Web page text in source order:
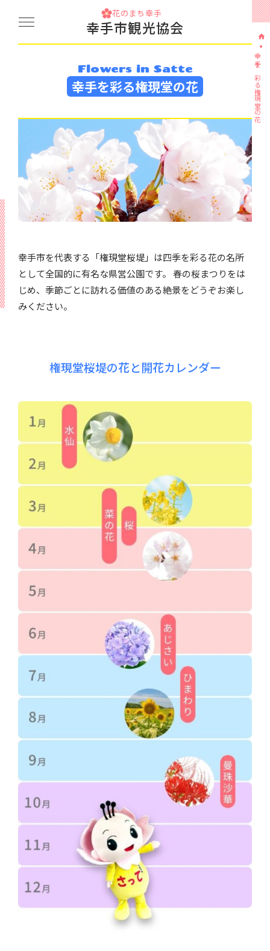
花のまち幸手
幸手市観光協会
幸手を彩る権現堂の花
Flowers in Satte
幸手を彩る権現堂の花
幸手市を代表する「権現堂桜堤」は四季を彩る花の名所
として全国的に有名な県営公園です。 春の桜まつりをは
じめ、季節ごとに訪れる価値のある絶景をどうぞお楽し
みください。
権現堂桜堤の花と開花カレンダー